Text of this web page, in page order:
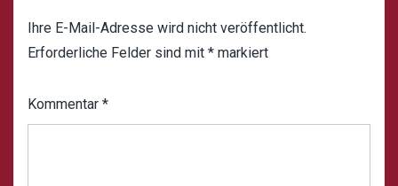
Ihre E-Mail-Adresse wird nicht veröffentlicht.
Erforderliche Felder sind mit * markiert
Kommentar *